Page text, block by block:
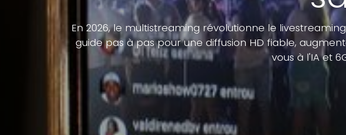
En 2026, le multistreaming révolutionne le
guide pas à pas pour une diffusion HD fiable,
vous à l'IA et